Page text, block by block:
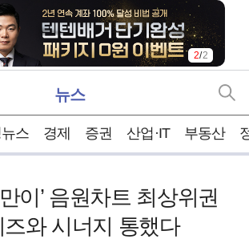
2/2
뉴스
스 경제 증권 산업·IT 부동산
이’ 음원차트 최상위권
와 시너지 통했다